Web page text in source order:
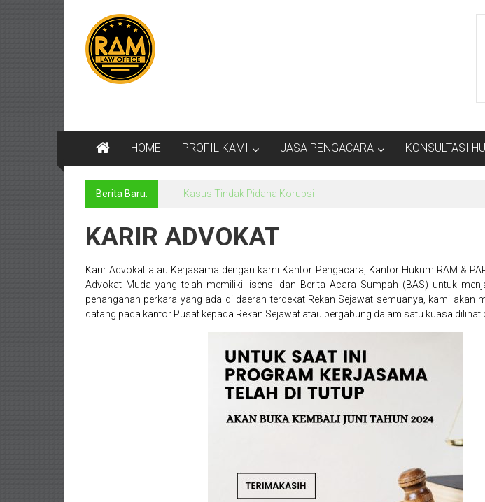
kontenKantor
Pengacara
Di
Lawyer,
Advokat,
Pengacara
Sleman,
Bantul,
Wonosari,
Wates,
HOME PROFIL KAMI JASA PENGACARA KONSULTASI
Berita Baru: Kasus Tindak Pidana Korupsi
KARIR ADVOKAT
Karir Advokat atau Kerjasama dengan kami Kantor Pengacara, Kantor Hukum RAM &
Advokat Muda yang telah memiliki lisensi dan Berita Acara Sumpah (BAS) untuk
penanganan perkara yang ada di daerah terdekat Rekan Sejawat semuanya, kami akan
datang pada kantor Pusat kepada Rekan Sejawat atau bergabung dalam satu kuasa dilihat